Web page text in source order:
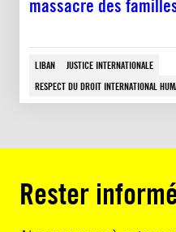
massacre des
LIBAN
JUSTICE INTERNATIONALE
RESPECT DU DROIT INTERNATIONAL
Rester